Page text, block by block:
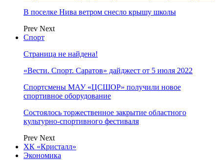
В поселке Нива ветром снесло крышу школы
Prev Next
Спорт
Страница не найдена!
«Вести. Спорт. Саратов» дайджест от 5 июля 2022
Спортсмены МАУ «ЦСШОР» получили новое
спортивное оборудование
Состоялось торжественное закрытие областного
культурно-спортивного фестиваля
Prev Next
ХК «Кристалл»
Экономика